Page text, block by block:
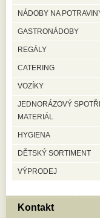
NÁDOBY NA
GASTRONÁDOBY
REGÁLY
CATERING
VOZÍKY
JEDNORÁZOVÝ
MATERIÁL
HYGIENA
DĚTSKÝ SORTIMENT
VÝPRODEJ
Kontakt